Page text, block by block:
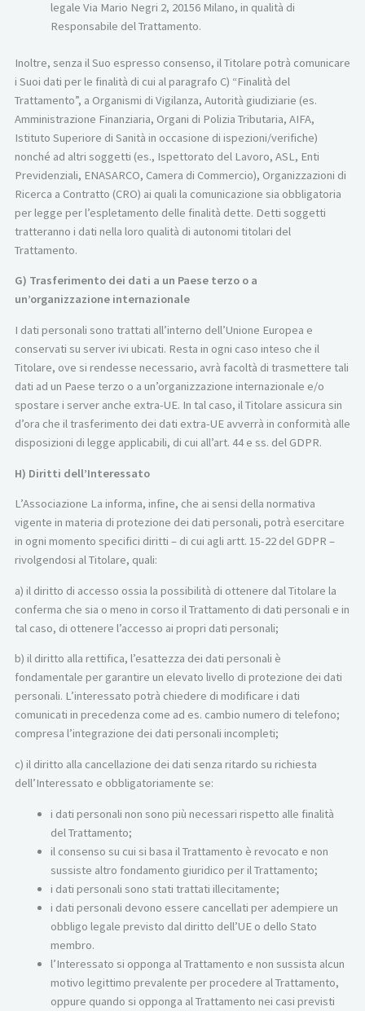
legale Via Mario Negri 2, 20156 Milano, in qualità di
Responsabile del Trattamento.
Inoltre, senza il Suo espresso consenso, il Titolare potrà comunicare
i Suoi dati per le finalità di cui al paragrafo C) “Finalità del
Trattamento”, a Organismi di Vigilanza, Autorità giudiziarie (es.
Amministrazione Finanziaria, Organi di Polizia Tributaria, AIFA,
Istituto Superiore di Sanità in occasione di ispezioni/verifiche)
nonché ad altri soggetti (es., Ispettorato del Lavoro, ASL, Enti
Previdenziali, ENASARCO, Camera di Commercio), Organizzazioni di
Ricerca a Contratto (CRO) ai quali la comunicazione sia obbligatoria
per legge per l’espletamento delle finalità dette. Detti soggetti
tratteranno i dati nella loro qualità di autonomi titolari del
Trattamento.
G) Trasferimento dei dati a un Paese terzo o a
un’organizzazione internazionale
I dati personali sono trattati all’interno dell’Unione Europea e
conservati su server ivi ubicati. Resta in ogni caso inteso che il
Titolare, ove si rendesse necessario, avrà facoltà di trasmettere tali
dati ad un Paese terzo o a un’organizzazione internazionale e/o
spostare i server anche extra-UE. In tal caso, il Titolare assicura sin
d’ora che il trasferimento dei dati extra-UE avverrà in conformità alle
disposizioni di legge applicabili, di cui all’art. 44 e ss. del GDPR.
H) Diritti dell’Interessato
L’Associazione La informa, infine, che ai sensi della normativa
vigente in materia di protezione dei dati personali, potrà esercitare
in ogni momento specifici diritti – di cui agli artt. 15-22 del GDPR –
rivolgendosi al Titolare, quali:
a) il diritto di accesso ossia la possibilità di ottenere dal Titolare la
conferma che sia o meno in corso il Trattamento di dati personali e in
tal caso, di ottenere l’accesso ai propri dati personali;
b) il diritto alla rettifica, l’esattezza dei dati personali è
fondamentale per garantire un elevato livello di protezione dei dati
personali. L’interessato potrà chiedere di modificare i dati
comunicati in precedenza come ad es. cambio numero di telefono;
compresa l’integrazione dei dati personali incompleti;
c) il diritto alla cancellazione dei dati senza ritardo su richiesta
dell’Interessato e obbligatoriamente se:
i dati personali non sono più necessari rispetto alle finalità
del Trattamento;
il consenso su cui si basa il Trattamento è revocato e non
sussiste altro fondamento giuridico per il Trattamento;
i dati personali sono stati trattati illecitamente;
i dati personali devono essere cancellati per adempiere un
obbligo legale previsto dal diritto dell’UE o dello Stato
membro.
l’Interessato si opponga al Trattamento e non sussista alcun
motivo legittimo prevalente per procedere al Trattamento,
oppure quando si opponga al Trattamento nei casi previsti